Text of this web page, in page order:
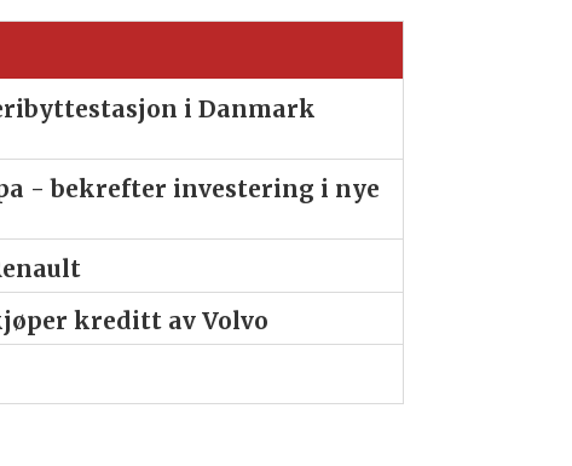
i Danmark
- bekrefter investering i nye
kreditt av Volvo